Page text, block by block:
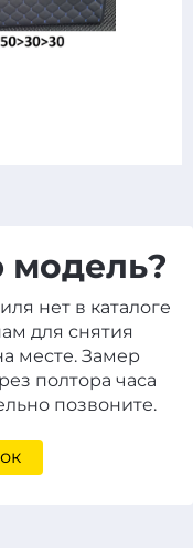
нет в каталоге
для снятия
месте. Замер
полтора часа
позвоните.